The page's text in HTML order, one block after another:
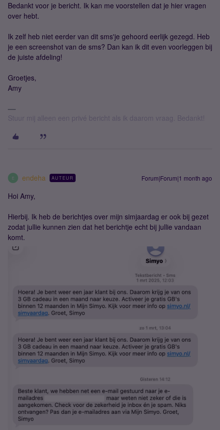
Bedankt voor je bericht. Ik kan me voorstellen dat je hier vragen
over hebt.
Ik zelf heb niet eerder van dit sms'je gehoord eerlijk gezegd. Heb
je een screenshot van de sms? Dan kan ik dit even voorleggen bij
de juiste afdeling!
Groetjes,
Amy
Stuur mij alleen een privé bericht als ik daarom vraag. Bedankt!
E endeha AUTEUR Forum|Forum|1 month ago
Hoi Amy,
Hierbij. Ik heb de berichtjes over mijn simjaardag er ook bij gezet
zodat jullie kunnen zien dat het berichtje echt bij jullie vandaan
komt.